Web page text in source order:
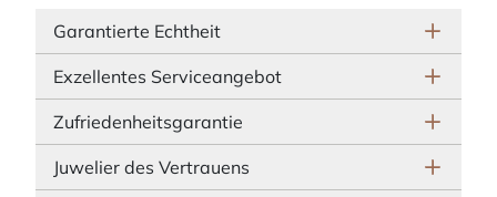
Garantierte Echtheit
Exzellentes Serviceangebot
Zufriedenheitsgarantie
Juwelier des Vertrauens